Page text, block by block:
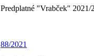
Predplatné "Vrabček" 2021/
88/2021